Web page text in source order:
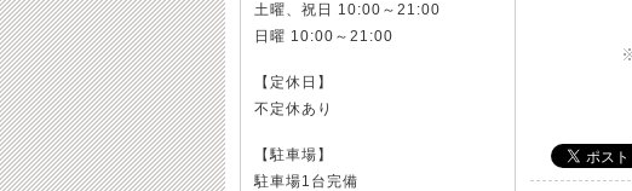
土曜、祝日 10:00～21:00
日曜 10:00～21:00
【定休日】
不定休あり
【駐車場】
駐車場1台完備